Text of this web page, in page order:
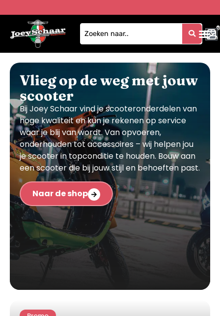
0
1
Vlieg op de weg met jouw
scooter
Bij Joey Schaar vind je scooteronderdelen van
hoge kwaliteit en kun je rekenen op service
waar je blij van wordt. Van opvoeren,
onderhouden tot accessoires – wij helpen jou
je scooter in topconditie te houden. Bouw aan
een scooter die bij jouw stijl en behoeften past.
Naar de shop